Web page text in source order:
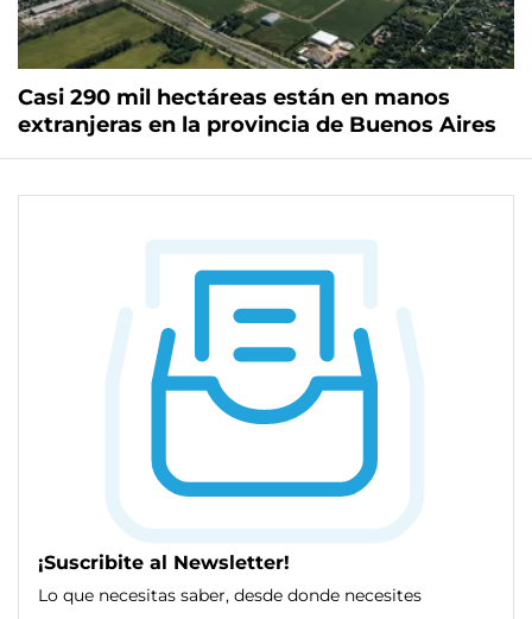
Casi 290 mil hectáreas están en manos
extranjeras en la provincia de Buenos Aires
¡Suscribite al Newsletter!
Lo que necesitas saber, desde donde necesites